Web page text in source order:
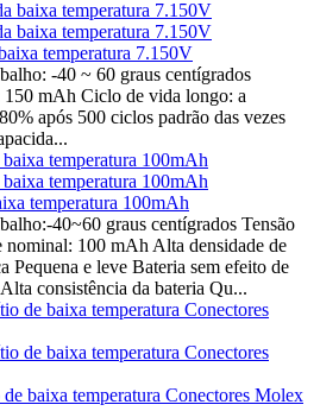
temperatura 7.150V
-40 ~ 60 graus centígrados
150 mAh Ciclo de vida longo: a
após 500 ciclos padrão das vezes
temperatura 100mAh
40~60 graus centígrados Tensão
100 mAh Alta densidade de
Pequena e leve Bateria sem efeito de
consistência da bateria Qu...
baixa temperatura Conectores Molex